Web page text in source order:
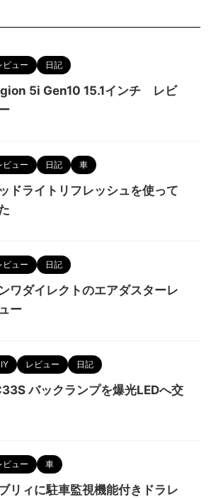
ビュー 日記
5i Gen10 15.1インチ レビ
ビュー 日記 車
ドライトリフレッシュを使って
ビュー 日記
ワダイレクトのエアダスターレ
ー
レビュー 日記
バックランプを爆光LEDへ交
ビュー 車
リィに駐車監視機能付きドラレ